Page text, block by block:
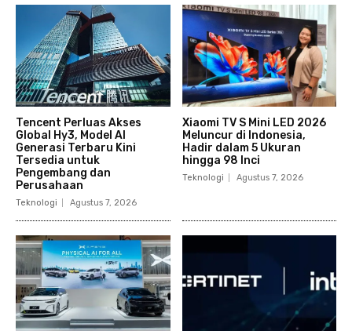
Tencent Perluas Akses
Global Hy3, Model AI
Generasi Terbaru Kini
Tersedia untuk
Pengembang dan
Perusahaan
Teknologi Agustus 7, 2026
Xiaomi TV S Mini LED 2026
Meluncur di Indonesia,
Hadir dalam 5 Ukuran
hingga 98 Inci
Teknologi Agustus 7, 2026